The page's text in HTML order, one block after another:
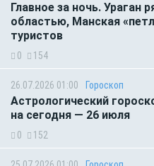
Главное за ночь. Ураган
областью, Манская
туристов
0 154
26.07.2026 01:00 Гороскоп
Астрологический
на сегодня — 26 июля
0 152